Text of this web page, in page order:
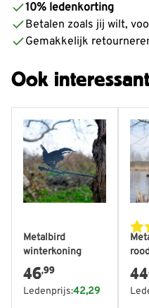
10% ledenkorting
Betalen zoals jij wilt,
Gemakkelijk
Ook interessant
Metalbird
winterkoning
46,99
Ledenprijs:42,29
44